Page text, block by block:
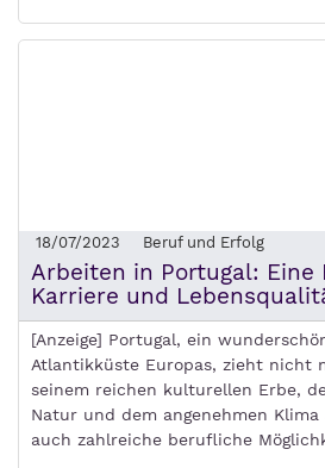
18/07/2023 Beruf und Erfolg
Arbeiten in Portugal: Eine
Karriere und
[Anzeige] Portugal, ein
Atlantikküste Europas, zieht nicht
seinem reichen kulturellen Erbe,
Natur und dem angenehmen
auch zahlreiche berufliche